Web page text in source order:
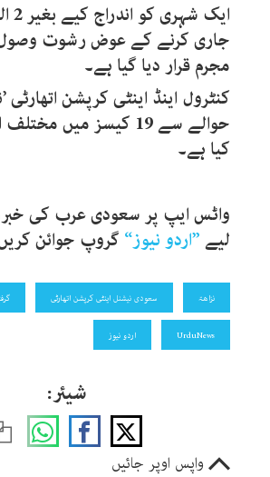
جاری کرنے کے عوض رشوت وصول
مجرم قرار دیا گیا ہے۔
کنٹرول اینڈ اینٹی کرپشن اتھارٹی
حوالے سے 19 کیسز میں
کیا ہے۔
واٹس ایپ پر سعودی عرب کی
لیے”اردو نیوز“گروپ جوائن
نزاھۃ سعودی نیشنل اینٹی کرپشن اتھارٹی
UrduNews اردو نیوز
شیئر:
واپس اوپر جائیں